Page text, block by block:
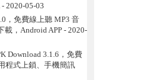
- 2020-05-03
，免費線上聽 MP3 音
載，Android APP- 2020-
Download 3.1.6，免費
程式上鎖、手機簡訊